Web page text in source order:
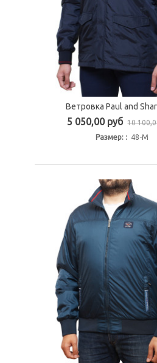
Быстрый
Ветровка Paul and
5 050,00 руб 10
Размер: : 48-M